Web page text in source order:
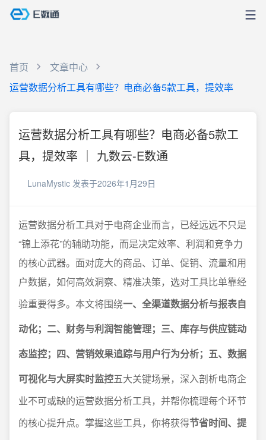
首页
文章中心
运营数据分析工具有哪些？电商必备5款工具，提效率
运营数据分析工具有哪些？电商必备5款工
具，提效率 ｜ 九数云-E数通
LunaMystic 发表于2026年1月29日
运营数据分析工具对于电商企业而言，已经远远不只是
“锦上添花”的辅助功能，而是决定效率、利润和竞争力
的核心武器。面对庞大的商品、订单、促销、流量和用
户数据，如何高效洞察、精准决策，选对工具比单靠经
验重要得多。本文将围绕一、全渠道数据分析与报表自
动化；二、财务与利润智能管理；三、库存与供应链动
态监控；四、营销效果追踪与用户行为分析；五、数据
可视化与大屏实时监控五大关键场景，深入剖析电商企
业不可或缺的运营数据分析工具，并帮你梳理每个环节
的核心提升点。掌握这些工具，你将获得节省时间、提